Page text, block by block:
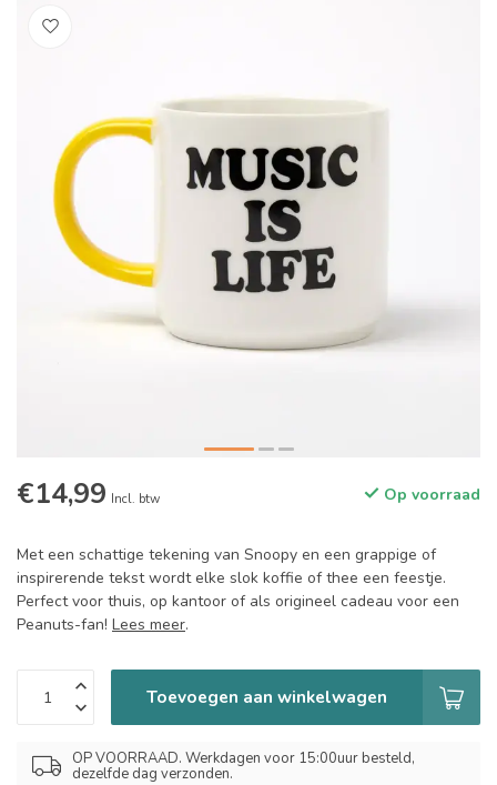
€14,99 Incl. btw Op voorraad
Met een schattige tekening van Snoopy en een grappige of
inspirerende tekst wordt elke slok koffie of thee een feestje.
Perfect voor thuis, op kantoor of als origineel cadeau voor een
Peanuts-fan! Lees meer.
Toevoegen aan winkelwagen
OP VOORRAAD. Werkdagen voor 15:00uur besteld,
dezelfde dag verzonden.